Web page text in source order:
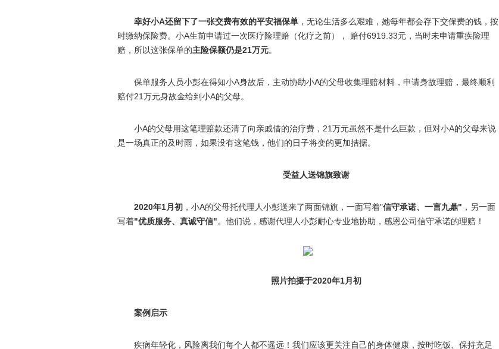
幸好小A还留下了一张交费有效的平安福保单 ，无论生活多么艰难，她每年都会存下交保费的钱，按
时缴纳保险费。小A生前申请过一次医疗险理赔（化疗之前）， 赔付6919.33元，当时未申请重疾险理
赔，所以这张保单的主险保额仍是21万元。
保单服务人员小彭在得知小A身故后，主动协助小A的父母收集理赔材料，申请身故理赔，最终顺利
赔付21万元身故金给到小A的父母。
小A的父母用这笔理赔款还清了向亲戚借的治疗费，21万元虽然不是什么巨款，但对小A的父母来说
是一场真正的及时雨，如果没有这笔钱，他们的日子将变的更加拮据。
受益人送锦旗致谢
2020年1月初 ，小A的父母托代理人小彭送来了两面锦旗，一面写着"信守承诺、一言九鼎" ，另一面
写着"优质服务、真诚守信"。他们说，感谢代理人小彭耐心专业地协助，感恩公司信守承诺的理赔！
照片拍摄于2020年1月初
案例启示
疾病年轻化，风险离我们每个人都不遥远！我们应该更关注自己的身体健康，按时吃饭、保持充足